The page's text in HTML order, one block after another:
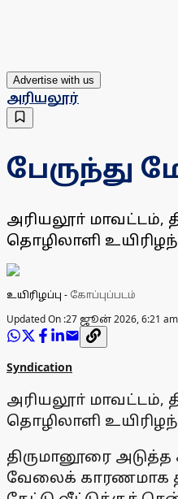
Advertise with us
அரியலூர்
பேருந்து
அரியலூா் மாவட்டம்,
தொழிலாளி
உயிரிழப்பு - கோப்புப்படம்
Updated On :27 ஜூன் 2026, 6:21 am
Syndication
அரியலூா் மாவட்டம்,
தொழிலாளி
திருமானூரை
வேலைக் காரணமாக